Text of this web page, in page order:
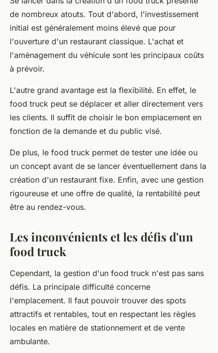
de nombreux atouts. Tout d'abord, l'investissement
initial est généralement moins élevé que pour
l'ouverture d'un restaurant classique. L'achat et
l'aménagement du véhicule sont les principaux coûts
à prévoir.
L'autre grand avantage est la flexibilité. En effet, le
food truck peut se déplacer et aller directement vers
les clients. Il suffit de choisir le bon emplacement en
fonction de la demande et du public visé.
De plus, le food truck permet de tester une idée ou
un concept avant de se lancer éventuellement dans la
création d'un restaurant fixe. Enfin, avec une gestion
rigoureuse et une offre de qualité, la rentabilité peut
être au rendez-vous.
Les inconvénients et les défis d'un
food truck
Cependant, la gestion d'un food truck n'est pas sans
défis. La principale difficulté concerne
l'emplacement. Il faut pouvoir trouver des spots
attractifs et rentables, tout en respectant les règles
locales en matière de stationnement et de vente
ambulante.